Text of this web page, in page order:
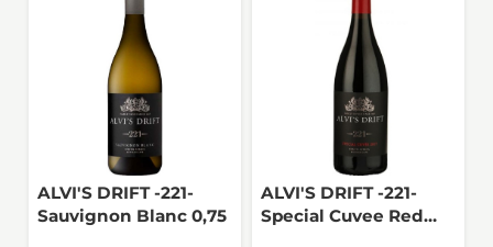
ALVI'S DRIFT -221-
Sauvignon Blanc 0,75
ALVI'S DRIFT -221-
Special Cuvee Red